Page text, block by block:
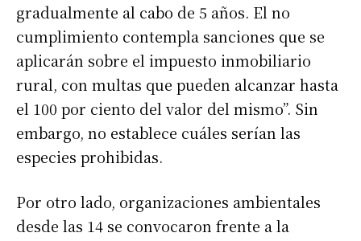
gradualmente al cabo de 5 años. El no
cumplimiento contempla sanciones que se
aplicarán sobre el impuesto inmobiliario
rural, con multas que pueden alcanzar hasta
el 100 por ciento del valor del mismo”. Sin
embargo, no establece cuáles serían las
especies prohibidas.
Por otro lado, organizaciones ambientales
desde las 14 se convocaron frente a la